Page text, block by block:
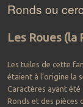
Aller au contenu
Ronds ou
Les Roues (la
Les tuiles de cette
étaient à l’origine la
Caractères ayant été
Ronds et des pièces